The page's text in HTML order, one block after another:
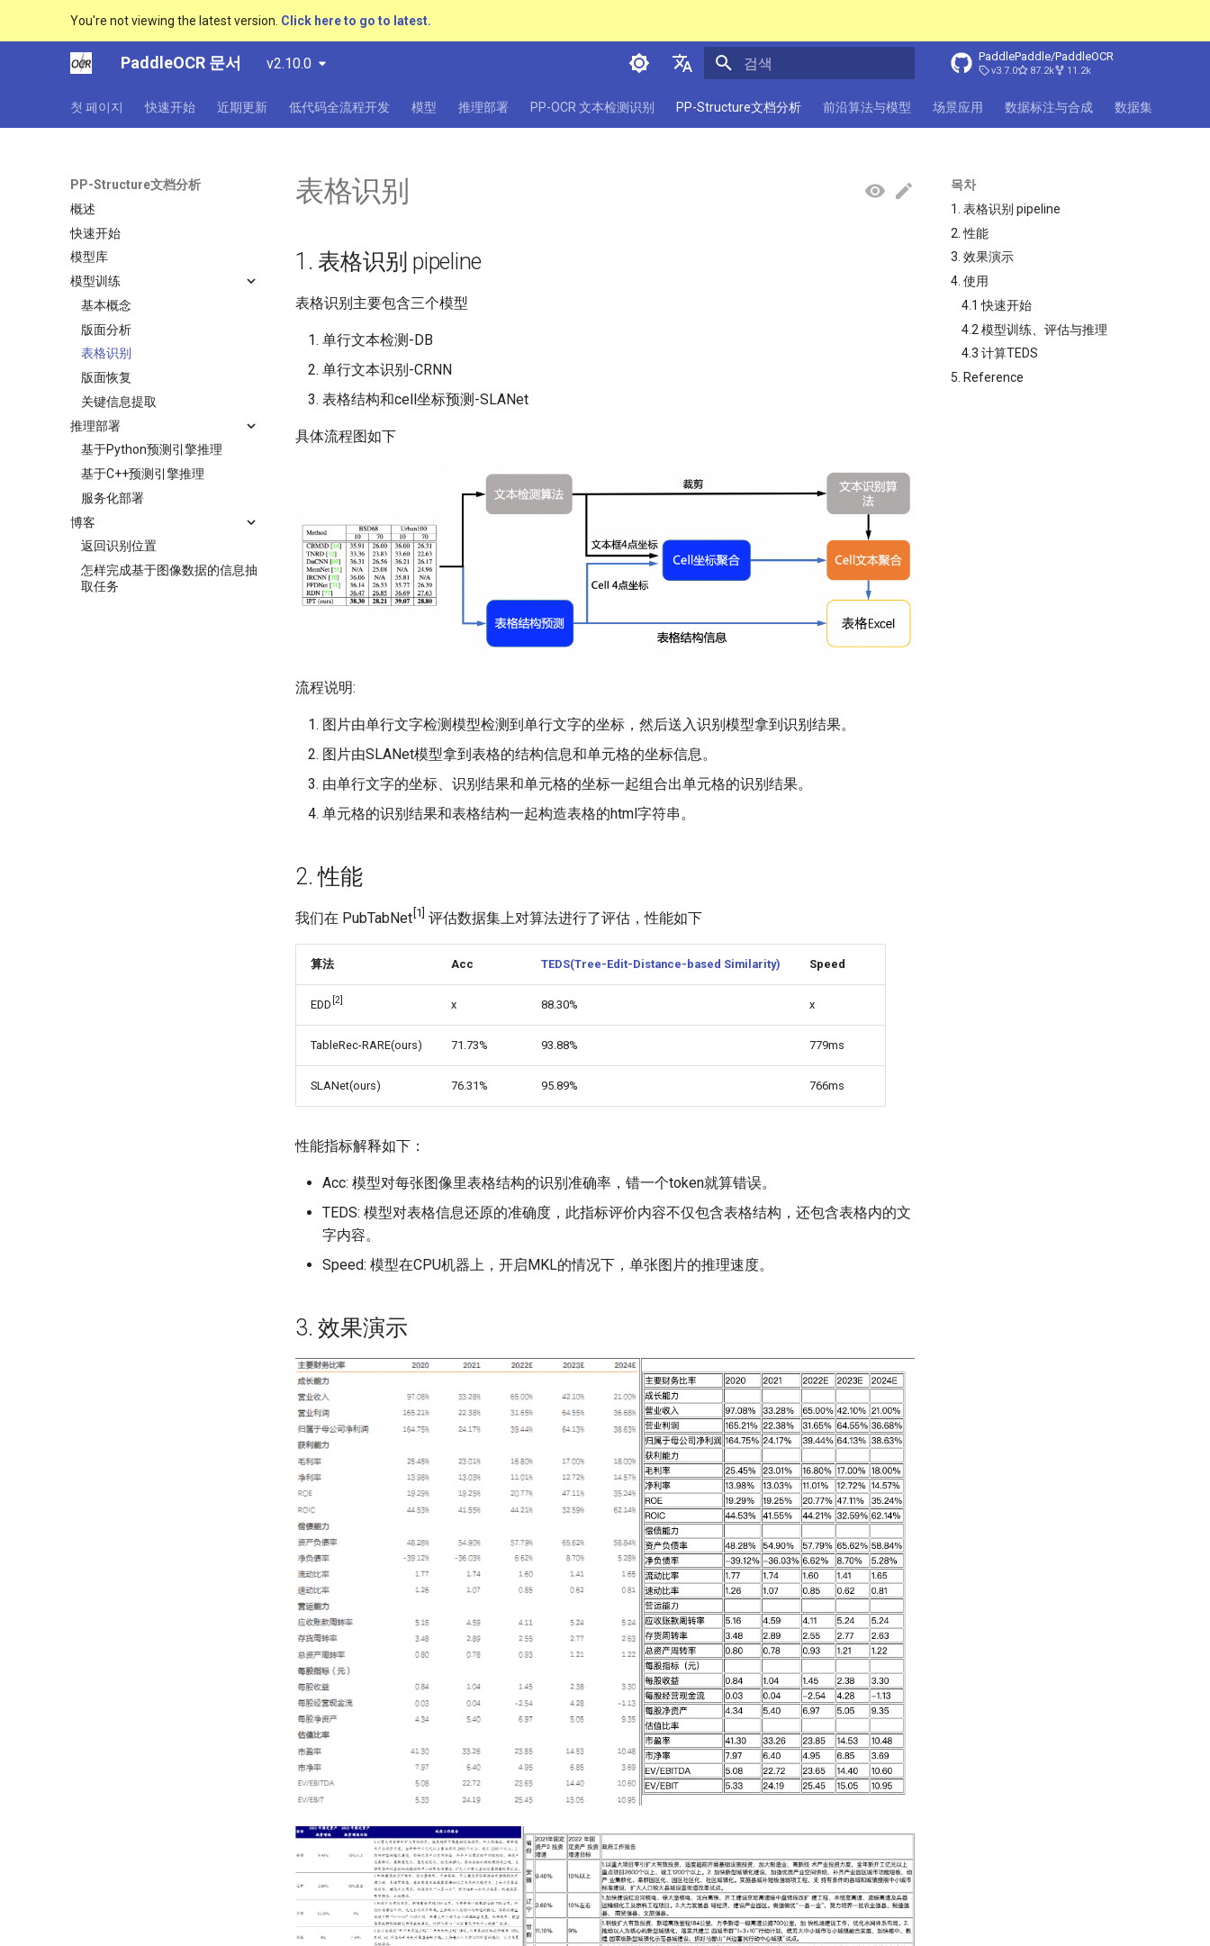
You're not viewing the latest version. Click here to go to latest.
PaddleOCR 문서 v2.10.0
简体中文
PaddlePaddle/PaddleOCR
v3.7.0 87.2k 11.2k
첫 페이지 快速开始 近期更新 低代码全流程开发 模型 推理部署 PP-OCR 文本检测识别 PP-Structure文档分析 前沿算法与模型 场景应用 数据标注与合成 数据集
PP-Structure文档分析
概述
快速开始
模型库
模型训练
基本概念
版面分析
表格识别
版面恢复
关键信息提取
推理部署
基于Python预测引擎推理
基于C++预测引擎推理
服务化部署
博客
返回识别位置
怎样完成基于图像数据的信息抽
取任务
목차
1. 表格识别 pipeline
2. 性能
3. 效果演示
4. 使用
4.1 快速开始
4.2 模型训练、评估与推理
4.3 计算TEDS
5. Reference
表格识别
1. 表格识别 pipeline
表格识别主要包含三个模型
单行文本检测-DB
单行文本识别-CRNN
表格结构和cell坐标预测-SLANet
具体流程图如下
流程说明:
图片由单行文字检测模型检测到单行文字的坐标，然后送入识别模型拿到识别结果。
图片由SLANet模型拿到表格的结构信息和单元格的坐标信息。
由单行文字的坐标、识别结果和单元格的坐标一起组合出单元格的识别结果。
单元格的识别结果和表格结构一起构造表格的html字符串。
2. 性能
我们在 PubTabNet [1] 评估数据集上对算法进行了评估，性能如下
算法 Acc TEDS(Tree-Edit-Distance-based Similarity) Speed
EDD [2] x 88.30% x
TableRec-RARE(ours) 71.73% 93.88% 779ms
SLANet(ours) 76.31% 95.89% 766ms
性能指标解释如下：
Acc: 模型对每张图像里表格结构的识别准确率，错一个token就算错误。
TEDS: 模型对表格信息还原的准确度，此指标评价内容不仅包含表格结构，还包含表格内的文
字内容。
Speed: 模型在CPU机器上，开启MKL的情况下，单张图片的推理速度。
3. 效果演示